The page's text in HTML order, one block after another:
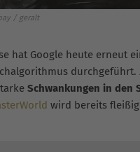
/ geralt
hat Google heute erneut
Schwankungen in den
wird bereits